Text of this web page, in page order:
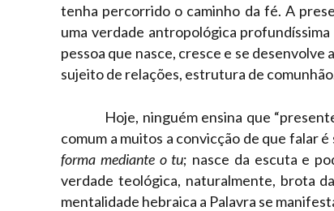
tenha percorrido o caminho da fé. A
uma verdade antropológica
pessoa que nasce, cresce e se
sujeito de relações, estrutura de
Hoje, ninguém ensina que
comum a muitos a convicção de que falar
forma mediante o tu; nasce da escuta e
verdade teológica, naturalmente, brota
mentalidade hebraica a Palavra se